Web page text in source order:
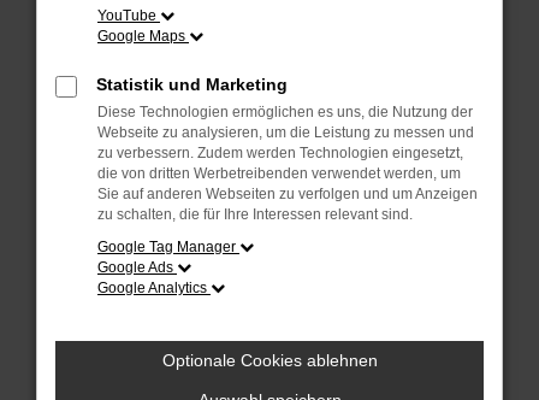
Manche Erweiterungen, wie Werbeblocker,
können das Laden bestimmter Seiten
verhindern. Funktioniert die Seite in einem
anderen Browser oder in einem privaten
Fenster?
Starte dein Gerät neu.
Das kann manchmal helfen,
vorübergehende Probleme zu beheben.
Stelle sicher, dass dein Browser und dein
Betriebssystem auf dem neuesten Stand
Veraltete Software birgt nicht nur ein
YouTube
Google Maps
Statistik und Marketing
Diese Technologien ermöglichen es uns, die Nutzung der
Webseite zu analysieren, um die Leistung zu messen und
zu verbessern. Zudem werden Technologien eingesetzt,
die von dritten Werbetreibenden verwendet werden, um
Sie auf anderen Webseiten zu verfolgen und um Anzeigen
zu schalten, die für Ihre Interessen relevant sind.
Google Tag Manager
Google Ads
Google Analytics
Optionale Cookies ablehnen